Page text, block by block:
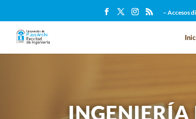
– Accesos
INGENIERÍA